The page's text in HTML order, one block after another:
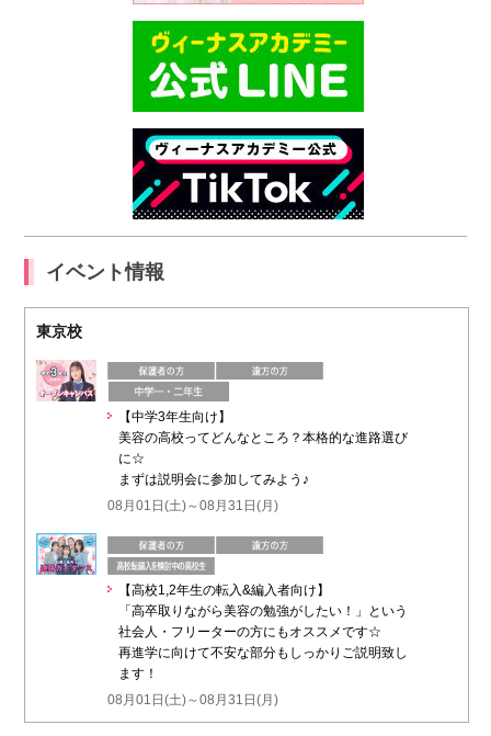
イベント情報
東京校
【中学3年生向け】
美容の高校ってどんなところ？本格的な進路選び
に☆
まずは説明会に参加してみよう♪
08月01日(土)～08月31日(月)
【高校1,2年生の転入&編入者向け】
「高卒取りながら美容の勉強がしたい！」という
社会人・フリーターの方にもオススメです☆
再進学に向けて不安な部分もしっかりご説明致し
ます！
08月01日(土)～08月31日(月)